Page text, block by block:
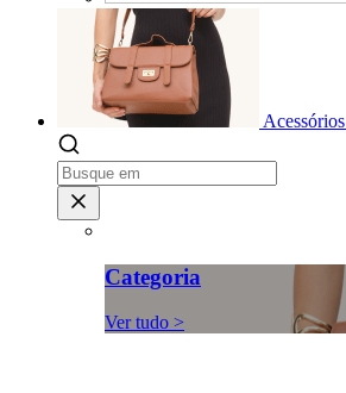
Acessórios
Categoria
Ver tudo >